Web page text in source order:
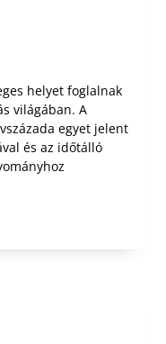
helyet foglalnak
világában. A
egyet jelent
és az időtálló